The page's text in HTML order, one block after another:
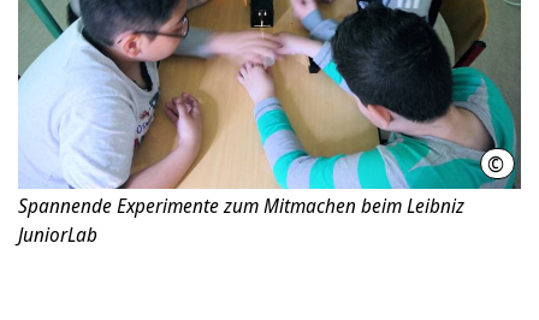
©
Spannende Experimente zum Mitmachen beim Leibniz
JuniorLab